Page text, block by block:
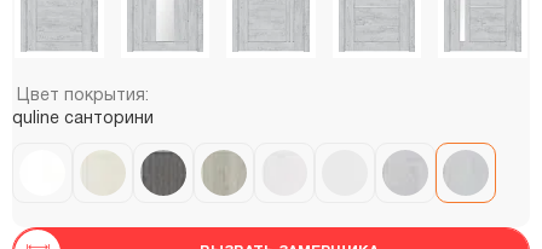
Цвет покрытия:
quline санторини